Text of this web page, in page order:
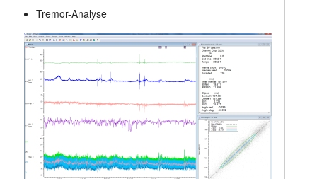
Tremor-Analyse